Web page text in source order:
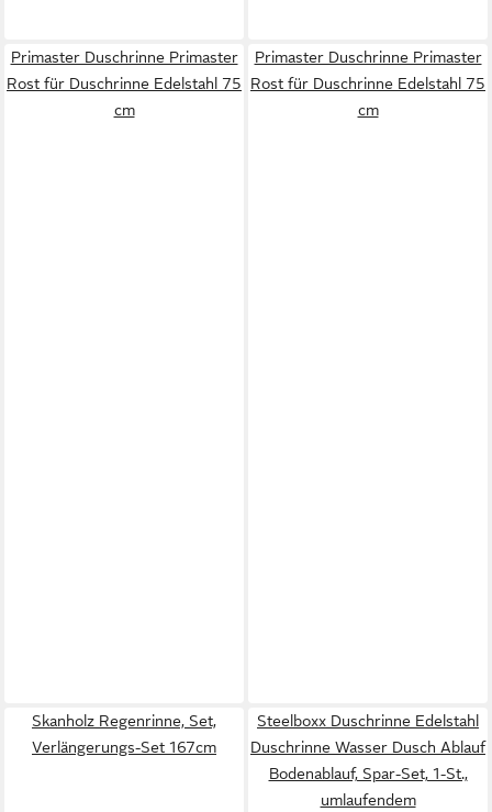
Primaster Duschrinne Primaster
Rost für Duschrinne Edelstahl 75
cm
Primaster Duschrinne Primaster
Rost für Duschrinne Edelstahl 75
cm
Skanholz Regenrinne, Set,
Verlängerungs-Set 167cm
Steelboxx Duschrinne Edelstahl
Duschrinne Wasser Dusch Ablauf
Bodenablauf, Spar-Set, 1-St.,
umlaufendem